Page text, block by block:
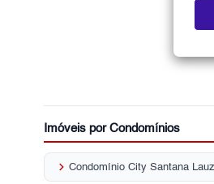
Imóveis por Condomínios
keyboard_arrow_right